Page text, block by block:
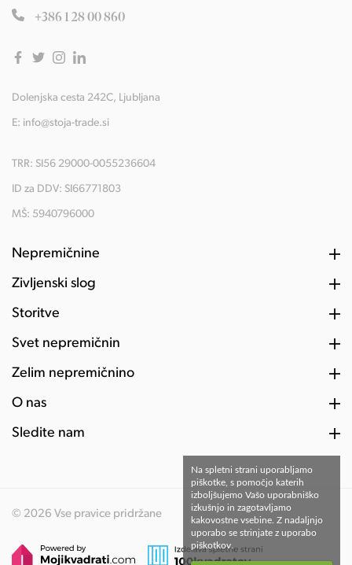
+386 1 28 00 860
Dolenjska cesta 242C, Ljubljana
E: info@stoja-trade.si
TRR: SI56 29000-0055236604
ID za DDV: SI66771803
MŠ: 5940796000
Nepremičnine
Življenski slog
Storitve
Svet nepremičnin
Želim nepremičnino
O nas
Sledite nam
© 2026 Vse pravice pridržane
Na spletni strani uporabljamo
piškotke, s pomočjo katerih
izboljšujemo Vašo uporabniško
izkušnjo in zagotavljamo
kakovostne vsebine. Z nadaljnjo
uporabo se strinjate z uporabo
piškotkov.